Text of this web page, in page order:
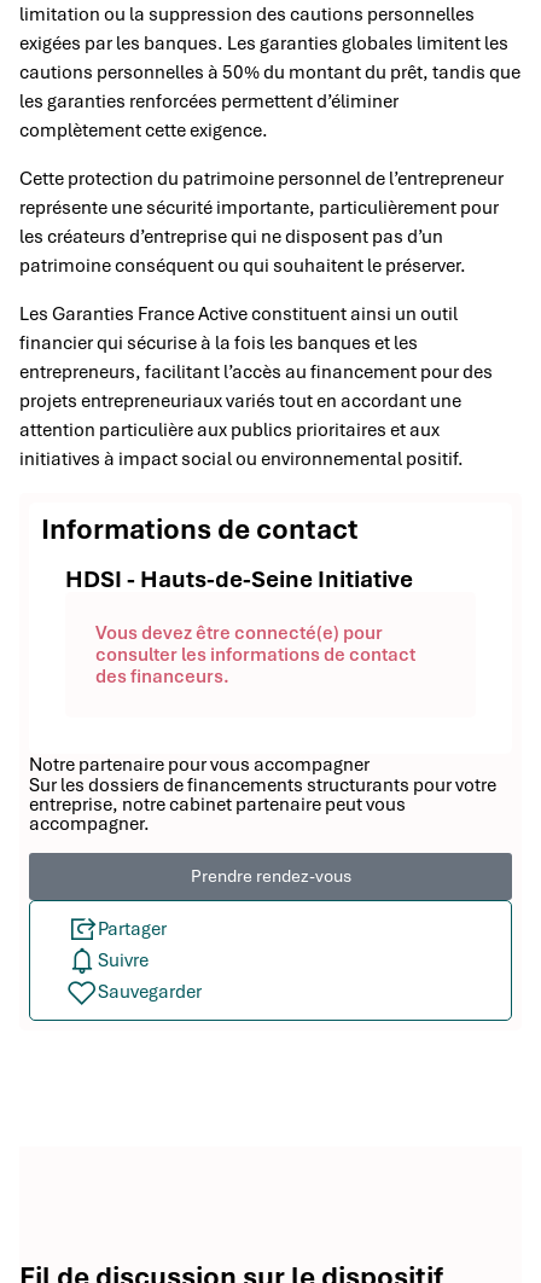
limitation ou la suppression des cautions personnelles
exigées par les banques. Les garanties globales limitent les
cautions personnelles à 50% du montant du prêt, tandis que
les garanties renforcées permettent d’éliminer
complètement cette exigence.
Cette protection du patrimoine personnel de l’entrepreneur
représente une sécurité importante, particulièrement pour
les créateurs d’entreprise qui ne disposent pas d’un
patrimoine conséquent ou qui souhaitent le préserver.
Les Garanties France Active constituent ainsi un outil
financier qui sécurise à la fois les banques et les
entrepreneurs, facilitant l’accès au financement pour des
projets entrepreneuriaux variés tout en accordant une
attention particulière aux publics prioritaires et aux
initiatives à impact social ou environnemental positif.
Informations de contact
HDSI - Hauts-de-Seine Initiative
Vous devez être connecté(e) pour
consulter les informations de contact
des financeurs.
Notre partenaire pour vous accompagner
Sur les dossiers de financements structurants pour votre
entreprise, notre cabinet partenaire peut vous
accompagner.
Prendre rendez-vous
Partager
Suivre
Sauvegarder